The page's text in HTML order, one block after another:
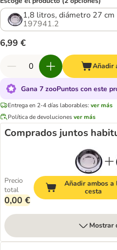
1,8 litros, diámetro 27 cm
197941.2
6,99 €
Añadir
Gana 7 zooPuntos con este
Entrega en 2-4 días laborables: ver más
Política de devolucionesver más
Comprados juntos
Precio
total
0,00 €
Añadir ambos a
cesta
Mostrar